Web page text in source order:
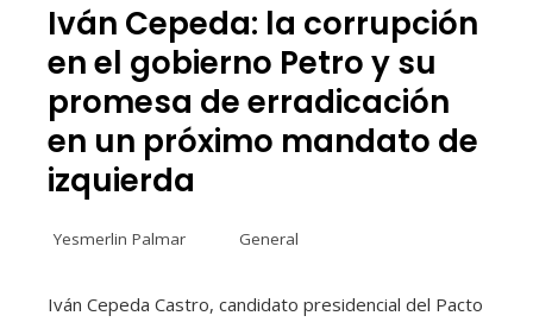
Iván Cepeda: la corrupción
en el gobierno Petro y su
promesa de erradicación
en un próximo mandato de
izquierda
Yesmerlin Palmar General
Iván Cepeda Castro, candidato presidencial del Pacto